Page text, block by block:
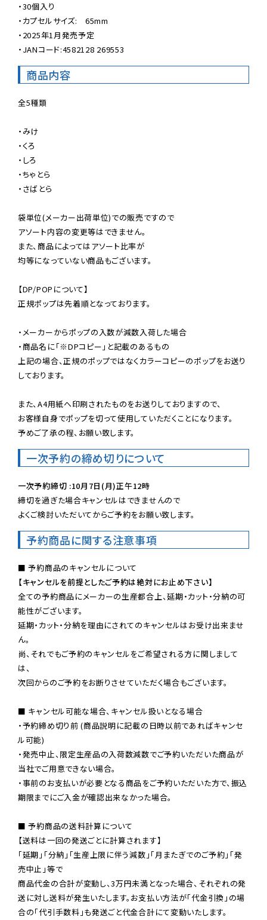
・30個入り
・カプセルサイズ:　65mm
・2025年1月発売予定
・JANコード:4582128 269553
商品内容
全5種類
・みけ
・くろ
・しろ
・ちゃとら
・さばとら
袋単位(メーカー出荷単位)での販売ですので
アソート内容の変更等はできません。
また、商品によってはアソート比率が
均等になっていない商品もございます。
【DP/POPについて】
正規ポップは先着順となっております。
・メーカーからポップの入数が減数入荷した場合
・商品名に「※DPコピー」と記載のあるもの
上記の場合、正規のポップではなくカラーコピーのポップをお送り
しております。
また、A4用紙へ印刷されたものをお送りしておりますので、
お客様自身でポップを切って使用していただくことになります。
予めご了承の程、お願い致します。
一次予約の締め切りについて
一次予約締切 :10月7日(月)正午12時
締切を過ぎた場合キャンセルはできませんので
よくご検討いただいてからご予約をお願い致します。
予約商品に関する注意事項
【キャンセルを前提としたご予約は絶対にお止め下さい】
全ての予約商品にメーカーの生産都合上、延期・カット・分納の可
能性がございます。
延期・カット・分納を理由にされてのキャンセルはお受け出来ませ
ん。
尚、それでもご予約のキャンセルをご希望される方に関しまして
は、
次回からのご予約をお断りさせていただく場合もございます。
■ キャンセル可能な場合、キャンセル扱いとなる場合
・予約締め切り前 (商品説明に記載の日時以前であればキャンセ
ル可能)
・発売中止、限定生産品の入荷数減数でご予約いただいた商品が
当社でご用意できない場合。
・事前のお支払いが必要となる商品をご予約いただいた方で、振込
期限までにご入金が確認出来なかった場合。
■ 予約商品の送料計算について
【送料は一回の発送ごとに計算されます】
「延期」「分納」「生産上限に伴う減数」「月またぎでのご予約」「発
売中止」等で
商品代金の合計が変動し、3万円未満となった場合、それぞれの発
送に対し送料が発生いたします。お支払い方法が「代金引換」の場